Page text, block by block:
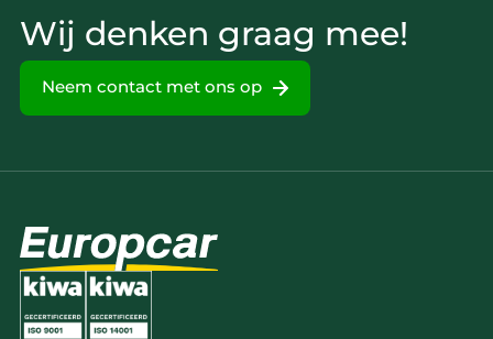
Wij denken graag mee!
Neem contact met ons op